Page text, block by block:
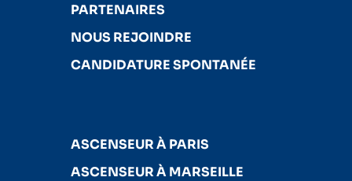
PARTENAIRES
NOUS REJOINDRE
CANDIDATURE SPONTANÉE
ASCENSEUR À PARIS
ASCENSEUR À MARSEILLE